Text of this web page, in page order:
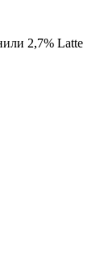
2,7% Latte